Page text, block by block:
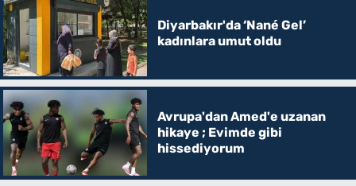
Diyarbakır'da ‘Nané Gel’
kadınlara umut oldu
Avrupa'dan Amed'e uzanan
hikaye ; Evimde gibi
hissediyorum